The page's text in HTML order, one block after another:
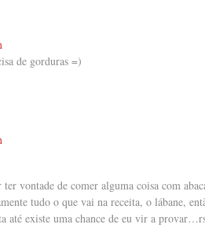
de gorduras =)
vontade de comer alguma coisa com
tudo o que vai na receita, o lábane,
até existe uma chance de eu vir a